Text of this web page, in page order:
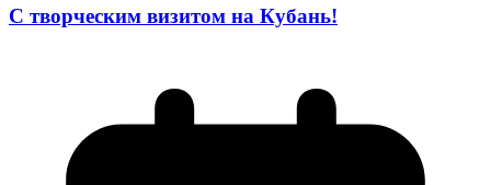
С творческим визитом на Кубань!